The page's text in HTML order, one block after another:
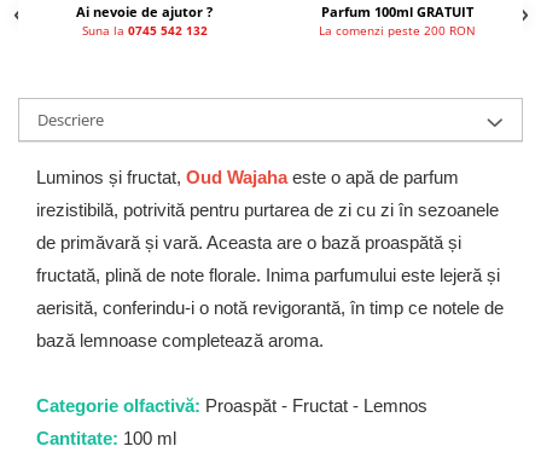
Lattafa Pride
Louis Varel
Maison Alhambra
Montage Brands
Nusuk
Rave
Wadi al Khaleej
Zaien
Ai nevoie de ajutor ?
Suna la 0745 542 132
Parfum 100ml GRATUIT
La comenzi peste 200 RON
Descriere
Luminos și fructat, Oud Wajahaeste o apă de parfum
irezistibilă, potrivită pentru purtarea de zi cu zi în sezoanele
de primăvară și vară. Aceasta are o bază proaspătă și
fructată, plină de note florale. Inima parfumului este lejeră și
aerisită, conferindu-i o notă revigorantă, în timp ce notele de
bază lemnoase completează aroma.
Categorie olfactivă: Proaspăt - Fructat - Lemnos
Cantitate: 100 ml